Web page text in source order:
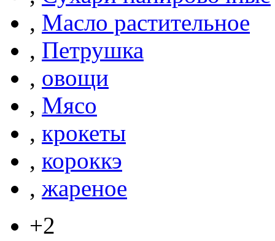
, Масло растительное
, Петрушка
, овощи
, Мясо
, крокеты
, короккэ
, жареное
+2